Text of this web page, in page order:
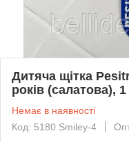
Дитяча щітка
років (салатова),
Немає в наявності
Код: 5180 Smiley-4